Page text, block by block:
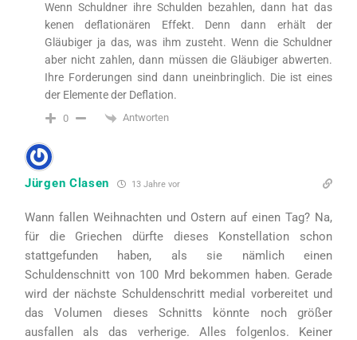
Wenn Schuldner ihre Schulden bezahlen, dann hat das
kenen deflationären Effekt. Denn dann erhält der
Gläubiger ja das, was ihm zusteht. Wenn die Schuldner
aber nicht zahlen, dann müssen die Gläubiger abwerten.
Ihre Forderungen sind dann uneinbringlich. Die ist eines
der Elemente der Deflation.
0 Antworten
Jürgen Clasen 13 Jahre vor
Wann fallen Weihnachten und Ostern auf einen Tag? Na,
für die Griechen dürfte dieses Konstellation schon
stattgefunden haben, als sie nämlich einen
Schuldenschnitt von 100 Mrd bekommen haben. Gerade
wird der nächste Schuldenschritt medial vorbereitet und
das Volumen dieses Schnitts könnte noch größer
ausfallen als das verherige. Alles folgenlos. Keiner